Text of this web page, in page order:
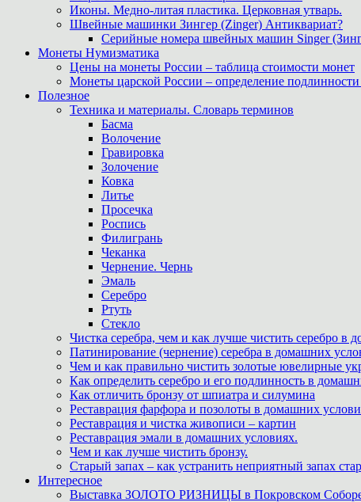
Иконы. Медно-литая пластика. Церковная утварь.
Швейные машинки Зингер (Zinger) Антиквариат?
Серийные номера швейных машин Singer
Монеты Нумизматика
Цены на монеты России – таблица стоимости монет
Монеты царской России – определение
Полезное
Техника и материалы. Словарь терминов
Басма
Волочение
Гравировка
Золочение
Ковка
Литье
Просечка
Роспись
Филигрань
Чеканка
Чернение. Чернь
Эмаль
Серебро
Ртуть
Стекло
Чистка серебра, чем и как лучше чистить серебро в
Патинирование (чернение) серебра в домашних
Чем и как правильно чистить золотые ювелирные
Как определить серебро и его подлинность в
Как отличить бронзу от шпиатра и силумина
Реставрация фарфора и позолоты в домашних
Реставрация и чистка живописи – картин
Реставрация эмали в домашних условиях.
Чем и как лучше чистить бронзу.
Старый запах – как устранить неприятный запах
Интересное
Выставка ЗОЛОТО РИЗНИЦЫ в Покровском